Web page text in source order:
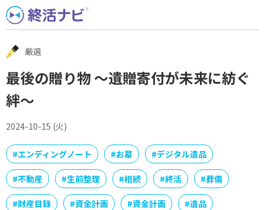
Skip
to
content
厳選
最後の贈り物 〜遺贈寄付が未来に紡ぐ
絆〜
2024-10-15 (火)
#エンディングノート #お墓 #デジタル遺品
#不動産 #生前整理 #相続 #終活 #葬儀
#財産目録 #資金計画 #資金計画 #遺品